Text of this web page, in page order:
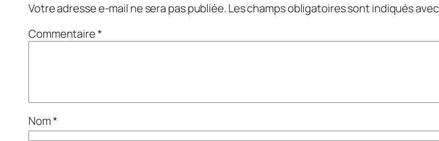
Votre adresse e-mail ne sera pas publiée. Les champs obligatoires sont indiqués avec
Commentaire*
Nom*